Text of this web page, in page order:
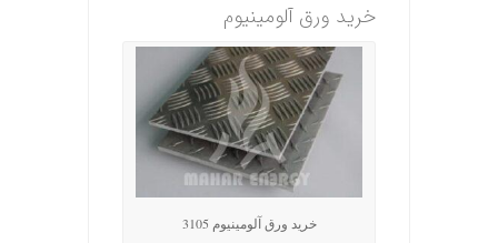
خرید ورق آلومینیوم
خرید ورق آلومینیوم 3105